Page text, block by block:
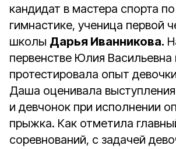
кандидат в мастера спорта
гимнастике, ученица первой
школы Дарья Иванникова.
первенстве Юлия Васильевна
протестировала опыт
Даша оценивала
и девчонок при исполнении
прыжка. Как отметила
соревнований, с задачей